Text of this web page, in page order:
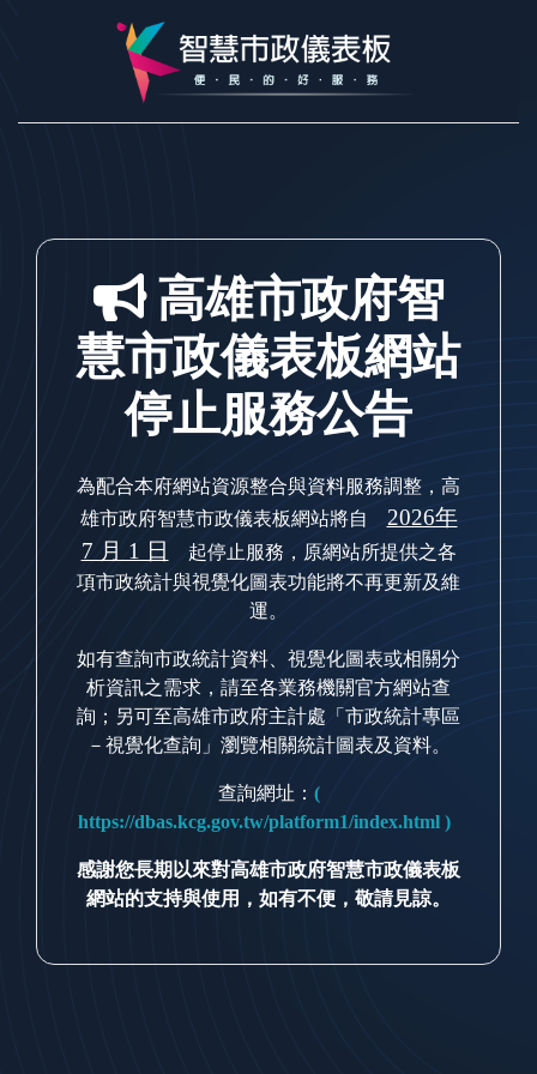
高雄市政府智
慧市政儀表板網站
停止服務公告
為配合本府網站資源整合與資料服務調整，高
雄市政府智慧市政儀表板網站將自
2026年
7 月 1 日
起停止服務，原網站所提供之各
項市政統計與視覺化圖表功能將不再更新及維
運。
如有查詢市政統計資料、視覺化圖表或相關分
析資訊之需求，請至各業務機關官方網站查
詢；另可至高雄市政府主計處「市政統計專區
－視覺化查詢」瀏覽相關統計圖表及資料。
查詢網址： (
https://dbas.kcg.gov.tw/platform1/index.html )
感謝您長期以來對高雄市政府智慧市政儀表板
網站的支持與使用，如有不便，敬請見諒。